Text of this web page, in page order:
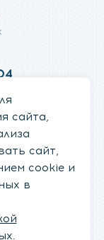
сайта,
сайт,
cookie и
в